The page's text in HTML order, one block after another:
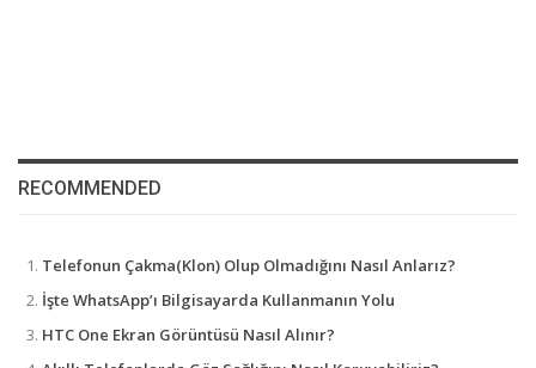
RECOMMENDED
Telefonun Çakma(Klon) Olup Olmadığını Nasıl Anlarız?
İşte WhatsApp’ı Bilgisayarda Kullanmanın Yolu
HTC One Ekran Görüntüsü Nasıl Alınır?